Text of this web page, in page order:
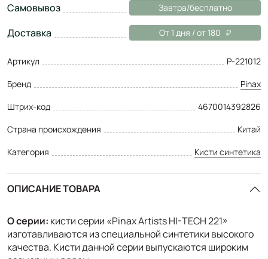
Самовывоз Завтра/бесплатно
Доставка От 1 дня / от 180
Артикул
P-221012
Бренд
Pinax
Штрих-код
4670014392826
Страна происхождения
Китай
Категория
Кисти синтетика
ОПИСАНИЕ ТОВАРА
О серии: кисти серии «Pinax Artists HI-TECH 221»
изготавливаются из специальной синтетики высокого
качества. Кисти данной серии выпускаются широким